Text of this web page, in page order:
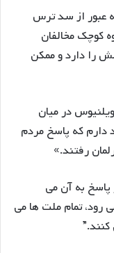
عبور از سد ترس
کوچک مخالفان
را دارد و ممکن
می آورد: «در سال 1991 در ویلنیوس در میان
به یاد دارم که پاسخ مردم
رفتند.»
پاسخ به آن می
تمام ملت ها می